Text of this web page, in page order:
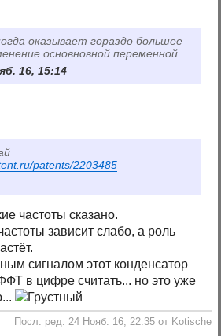
оказывает гораздо большее
основновной переменной
16, 15:14
patents/2203485
частоты сказано.
зависит слабо, а роль
сигналом этот конденсатор
в цифре считать... но это уже
Посл. ред. 24 Нояб. 16, 22:35 от Kotische